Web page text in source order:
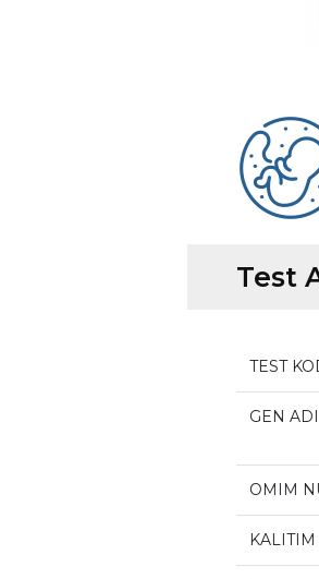
Test
TEST
GEN ADI
OMIM
KALITIM